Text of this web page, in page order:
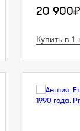
20 900₽
Купить в 1